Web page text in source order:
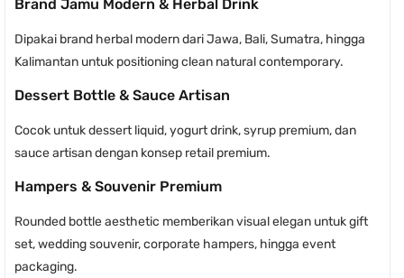
Brand Jamu Modern & Herbal Drink
Dipakai brand herbal modern dari Jawa, Bali, Sumatra, hingga
Kalimantan untuk positioning clean natural contemporary.
Dessert Bottle & Sauce Artisan
Cocok untuk dessert liquid, yogurt drink, syrup premium, dan
sauce artisan dengan konsep retail premium.
Hampers & Souvenir Premium
Rounded bottle aesthetic memberikan visual elegan untuk gift
set, wedding souvenir, corporate hampers, hingga event
packaging.